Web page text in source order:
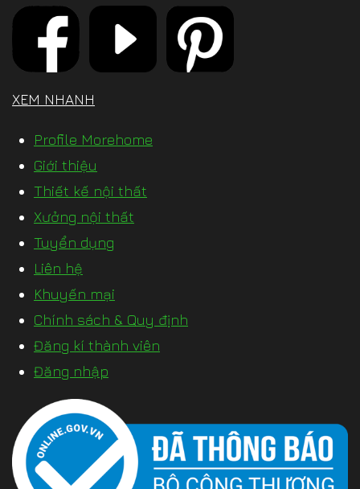
XEM NHANH
Profile Morehome
Giới thiệu
Thiết kế nội thất
Xưởng nội thất
Tuyển dụng
Liên hệ
Khuyến mại
Chính sách & Quy định
Đăng kí thành viên
Đăng nhập